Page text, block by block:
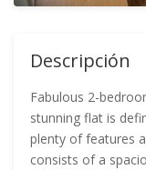
Descripción
Fabulous 2-
stunning flat is
plenty of features
consists of a